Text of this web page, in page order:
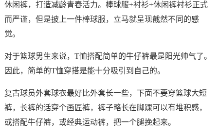
休闲裤，打造减龄青春活力。棒球服+衬衫+休闲裤衬衫正式
而严谨，但是披上一件棒球服，立马就呈现截然不同的感
觉。
对于篮球男生来说，T恤搭配简单的牛仔裤最是阳光帅气了。
因此，简单的T恤穿搭是能十分吸引到自己的。
复古球员外套球衣最好比外套长一些，下面不要穿篮球大短
裤，长裤的话穿个画匠裤，裤子略长在脚踝可以有堆积感，
或搭配牛仔裤，或经典运动裤，把一个腿挽起来。